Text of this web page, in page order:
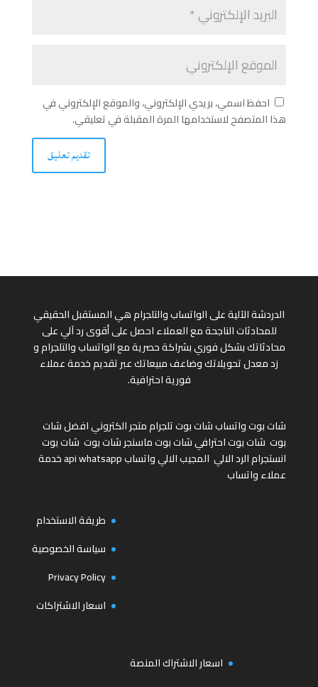
احفظ اسمي، بريدي الإلكتروني، والموقع الإلكتروني في
هذا المتصفح لاستخدامها المرة المقبلة في تعليقي.
الدردشة الآلية على الواتساب والتلجرام هي المستقبل الحقيقي
للمحادثات الناجحة مع العملاء احصل على أقوى رد آلي على
محادثاتك بشكل فوري بشراكة حصرية مع الواتساب والتلجرام و
زد معدل تحويلاتك وضاعف مبيعاتك عبر تقديم خدمة عملاء
فورية احترافية.
شات بوت واتسابشات بوت تلجراممتجر الكترونيافضل شات
بوت شات بوت احترافيشات بوت ماسنجرشات بوت شات بوت
انستجرامالرد الالي المجيب الالي واتسابapi whatsappخدمة
عملاء واتساب
طريقة الاستخدام
سياسة الخصوصية
Privacy Policy
اسعار الاشتراكات
اسعار الاشتراك المنصة